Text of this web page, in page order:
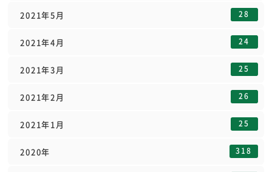
2021年5月 28
2021年4月 24
2021年3月 25
2021年2月 26
2021年1月 25
2020年 318